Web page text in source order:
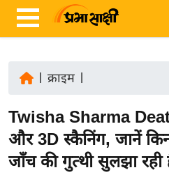
ज़ा
ख
र
क्राइम
Twisha Sharma
और 3D स्कैनिंग, जानें
जाँच की गुत्थी सुलझा रही